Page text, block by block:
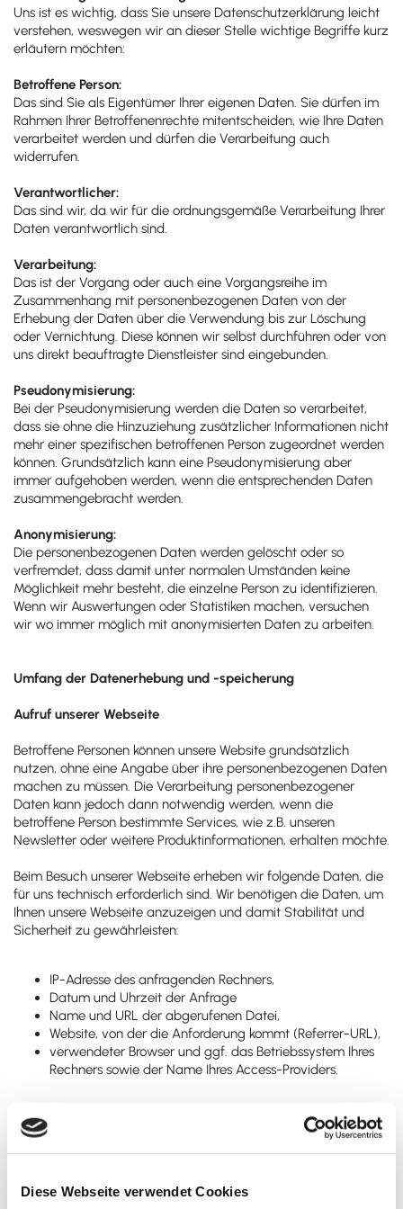
Diese Webseite verwendet Cookies
Uns ist es wichtig, dass Sie unsere Datenschutzerklärung leicht
verstehen, weswegen wir an dieser Stelle wichtige Begriffe kurz
erläutern möchten:
Betroffene Person:
Das sind Sie als Eigentümer Ihrer eigenen Daten. Sie dürfen im
Rahmen Ihrer Betroffenenrechte mitentscheiden, wie Ihre Daten
verarbeitet werden und dürfen die Verarbeitung auch
widerrufen.
Verantwortlicher:
Das sind wir, da wir für die ordnungsgemäße Verarbeitung Ihrer
Daten verantwortlich sind.
Verarbeitung:
Das ist der Vorgang oder auch eine Vorgangsreihe im
Zusammenhang mit personenbezogenen Daten von der
Erhebung der Daten über die Verwendung bis zur Löschung
oder Vernichtung. Diese können wir selbst durchführen oder von
uns direkt beauftragte Dienstleister sind eingebunden.
Pseudonymisierung:
Bei der Pseudonymisierung werden die Daten so verarbeitet,
dass sie ohne die Hinzuziehung zusätzlicher Informationen nicht
mehr einer spezifischen betroffenen Person zugeordnet werden
können. Grundsätzlich kann eine Pseudonymisierung aber
immer aufgehoben werden, wenn die entsprechenden Daten
zusammengebracht werden.
Anonymisierung:
Die personenbezogenen Daten werden gelöscht oder so
verfremdet, dass damit unter normalen Umständen keine
Möglichkeit mehr besteht, die einzelne Person zu identifizieren.
Wenn wir Auswertungen oder Statistiken machen, versuchen
wir wo immer möglich mit anonymisierten Daten zu arbeiten.
Umfang der Datenerhebung und -speicherung
Aufruf unserer Webseite
Betroffene Personen können unsere Website grundsätzlich
nutzen, ohne eine Angabe über ihre personenbezogenen Daten
machen zu müssen. Die Verarbeitung personenbezogener
Daten kann jedoch dann notwendig werden, wenn die
betroffene Person bestimmte Services, wie z.B. unseren
Newsletter oder weitere Produktinformationen, erhalten möchte.
Beim Besuch unserer Webseite erheben wir folgende Daten, die
für uns technisch erforderlich sind. Wir benötigen die Daten, um
Ihnen unsere Webseite anzuzeigen und damit Stabilität und
Sicherheit zu gewährleisten:
IP-Adresse des anfragenden Rechners,
Datum und Uhrzeit der Anfrage
Name und URL der abgerufenen Datei,
Website, von der die Anforderung kommt (Referrer-URL),
verwendeter Browser und ggf. das Betriebssystem Ihres
Rechners sowie der Name Ihres Access-Providers.
Die genannten Daten werden durch uns zu folgenden Zwecken
verarbeitet:
Gewährleistung einer komfortablen Nutzung unserer